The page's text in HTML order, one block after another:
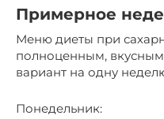
Примерное
Меню диеты при
полноценным,
вариант на одну
Понедельник: